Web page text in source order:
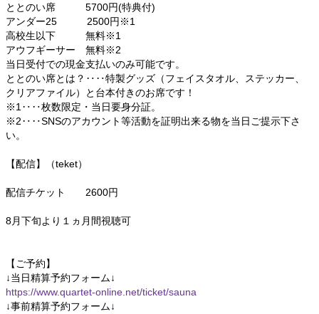
ととのい席 5700円(特典付)
アンダー25 2500円※1
高校生以下 無料※1
アウフギーサー 無料※2
当日受付での現金支払いのみ可能です。
ととのい席とは？‥‥特製グッズ（フェイスタオル、ステッカー、
クリアファイル）と台本付きのお席です！
※1‥‥枚数限定・当日要身分証。
※2‥‥SNSのアカウント等活動を証明出来る物を当日ご提示下さ
い。
【配信】（teket）
配信チケット 2600円
8月下旬より１ヵ月間視聴可
【ご予約】
↓当日精算予約フォーム↓
https://www.quartet-online.net/ticket/sauna
↓事前精算予約フォーム↓